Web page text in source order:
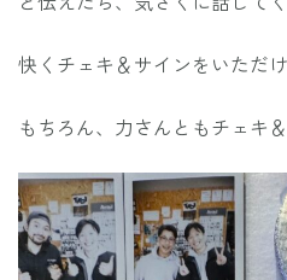
快くチェキ＆サインをいただ
もちろん、力さんともチェキ